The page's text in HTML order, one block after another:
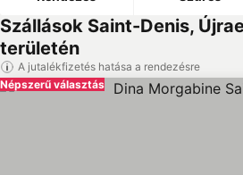
Szállások Saint-Denis,
területén
A jutalékfizetés hatása a rendezésre
Népszerű választás